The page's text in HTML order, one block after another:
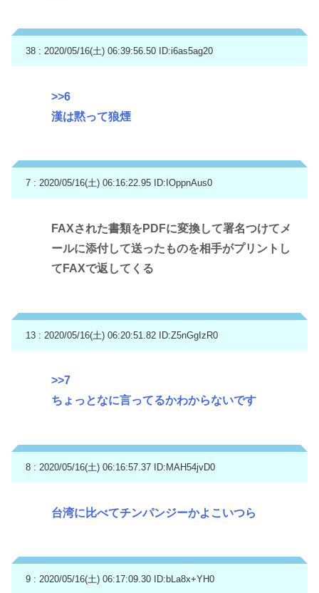
38 : 2020/05/16(土) 06:39:56.50 ID:i6as5ag20
>>6
漢は黙って狼煙
7 : 2020/05/16(土) 06:16:22.95 ID:IOppnAus0
FAXされた書類をPDFに変換して署名つけてメ
ールに添付して送ったものを相手がプリントし
てFAXで返してくる
13 : 2020/05/16(土) 06:20:51.82 ID:Z5nGgIzR0
>>7
ちょっとなに言ってるかわからないです
8 : 2020/05/16(土) 06:16:57.37 ID:MAH54jvD0
台湾に比べてチンパンジーかよこいつら
9 : 2020/05/16(土) 06:17:09.30 ID:bLa8x+YH0